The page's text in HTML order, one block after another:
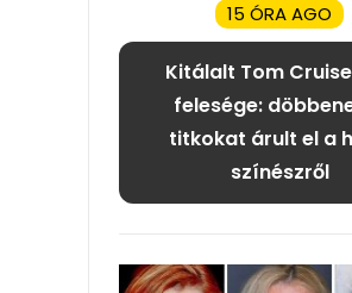
15 ÓRA AGO
Kitálalt Tom
felesége:
titkokat árult el a
színészről